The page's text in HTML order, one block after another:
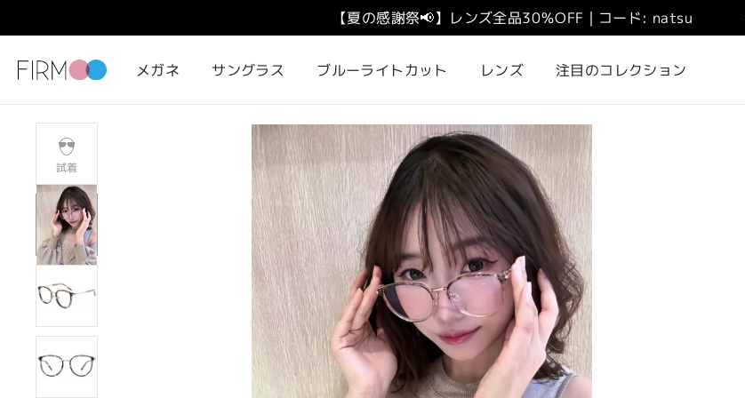
【夏の感謝祭📢】 レンズ全品30％OFF｜コード: natsu
メガネ サングラス ブルーライトカット レンズ 注目のコレクション
試着